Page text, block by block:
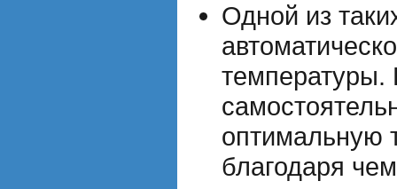
Одной из
оптимальную
благодаря